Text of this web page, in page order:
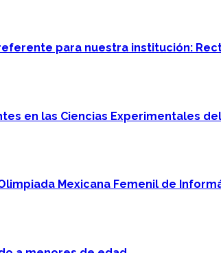
para nuestra institución:
en las Ciencias Experimentales
Mexicana Femenil de